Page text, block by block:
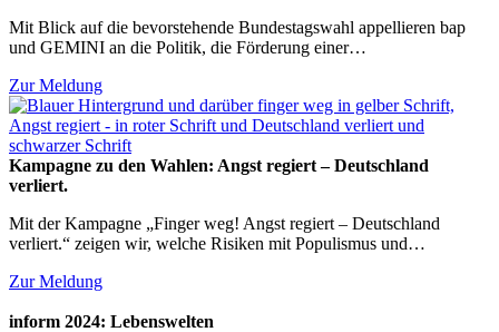
Mit Blick auf die bevorstehende Bundestagswahl appellieren bap
und GEMINI an die Politik, die Förderung einer…
Zur Meldung
Kampagne zu den Wahlen: Angst regiert – Deutschland
verliert.
Mit der Kampagne „Finger weg! Angst regiert – Deutschland
verliert.“ zeigen wir, welche Risiken mit Populismus und…
Zur Meldung
inform 2024: Lebenswelten